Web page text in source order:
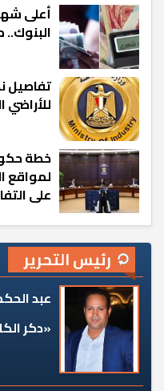
أعلى
البنوك..
تفاصيل
للأراضي
خطة
لمواقع
على
رئيس التحرير
عبد
«دكر